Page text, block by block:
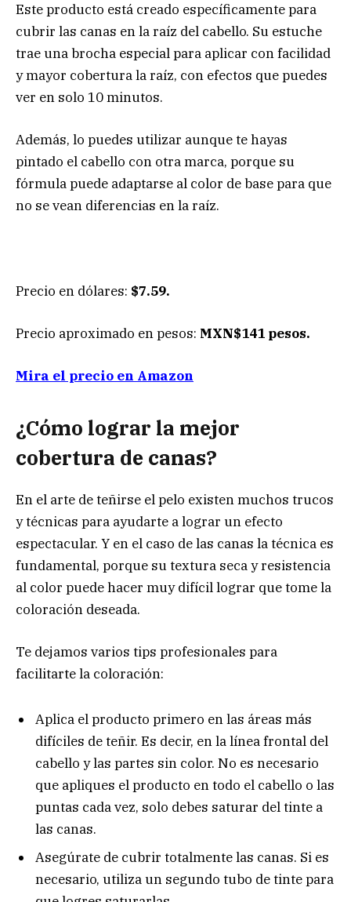
Este producto está creado específicamente para
cubrir las canas en la raíz del cabello. Su estuche
trae una brocha especial para aplicar con facilidad
y mayor cobertura la raíz, con efectos que puedes
ver en solo 10 minutos.
Además, lo puedes utilizar aunque te hayas
pintado el cabello con otra marca, porque su
fórmula puede adaptarse al color de base para que
no se vean diferencias en la raíz.
Precio en dólares: $7.59.
Precio aproximado en pesos: MXN$141 pesos.
Mira el precio en Amazon
¿Cómo lograr la mejor
cobertura de canas?
En el arte de teñirse el pelo existen muchos trucos
y técnicas para ayudarte a lograr un efecto
espectacular. Y en el caso de las canas la técnica es
fundamental, porque su textura seca y resistencia
al color puede hacer muy difícil lograr que tome la
coloración deseada.
Te dejamos varios tips profesionales para
facilitarte la coloración:
Aplica el producto primero en las áreas más
difíciles de teñir. Es decir, en la línea frontal del
cabello y las partes sin color. No es necesario
que apliques el producto en todo el cabello o las
puntas cada vez, solo debes saturar del tinte a
las canas.
Asegúrate de cubrir totalmente las canas. Si es
necesario, utiliza un segundo tubo de tinte para